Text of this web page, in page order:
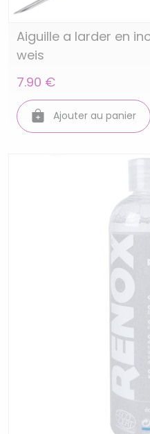
Aiguille a larder en
weis
7.90 €
Ajouter au panier